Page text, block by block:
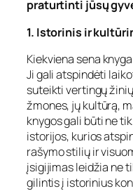
praturtinti jūsų
1. Istorinis ir
Kiekviena sena
Ji gali atspindėti
suteikti vertingų
žmones, jų kultūrą,
knygos gali būti ne
istorijos, kurios
rašymo stilių ir
įsigijimas leidžia ne
gilintis į istorinius